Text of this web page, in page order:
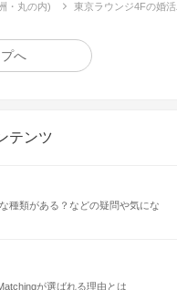
・丸の内) 東京ラウンジ4Fの婚
へ
テンツ
種類がある？などの疑問や気にな
が選ばれる理由とは